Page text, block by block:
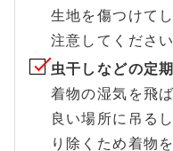
生地を傷つけて
注意してください
虫干しなどの定
着物の湿気を飛
良い場所に吊る
り除くため着物